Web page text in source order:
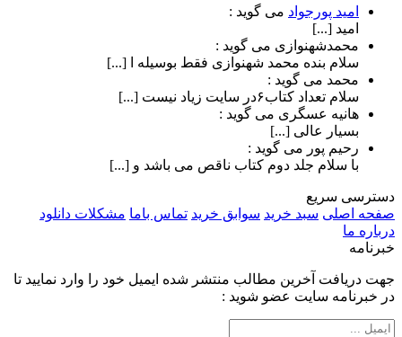
امید پورجواد می گوید :
امید [...]
محمدشهنوازی می گوید :
سلام بنده محمد شهنوازی فقط بوسیله ا [...]
محمد می گوید :
سلام تعداد کتاب۶در سایت زیاد نیست [...]
هانیه عسگری می گوید :
بسیار عالی [...]
رحیم پور می گوید :
با سلام جلد دوم کتاب ناقص می باشد و [...]
دسترسی سریع
صفحه اصلی سبد خرید سوابق خرید تماس باما مشکلات دانلود
درباره ما
خبرنامه
جهت دریافت آخرین مطالب منتشر شده ایمیل خود را وارد نمایید تا
در خبرنامه سایت عضو شوید :